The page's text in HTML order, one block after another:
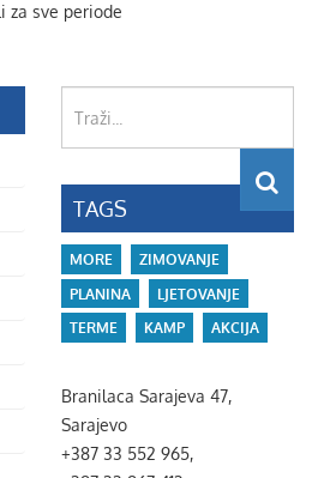
za sve periode
TAGS
MORE
ZIMOVANJE
PLANINA
LJETOVANJE
TERME
KAMP AKCIJA
Branilaca Sarajeva 47,
Sarajevo
+387 33 552 965,